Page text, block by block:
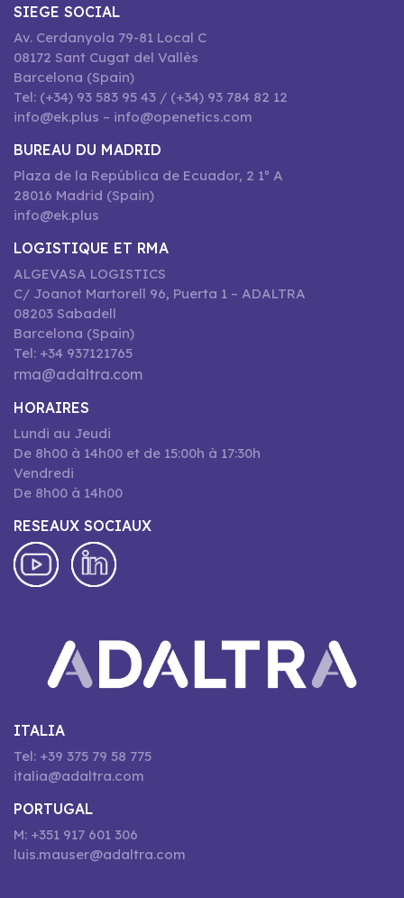
SIEGE SOCIAL
Av. Cerdanyola 79-81 Local C
08172 Sant Cugat del Vallès
Barcelona (Spain)
Tel: (+34) 93 583 95 43 / (+34) 93 784 82 12
info@ek.plus – info@openetics.com
BUREAU DU MADRID
Plaza de la República de Ecuador, 2 1º A
28016 Madrid (Spain)
info@ek.plus
LOGISTIQUE ET RMA
ALGEVASA LOGISTICS
C/ Joanot Martorell 96, Puerta 1 – ADALTRA
08203 Sabadell
Barcelona (Spain)
Tel: +34 937121765
rma@adaltra.com
HORAIRES
Lundi au Jeudi
De 8h00 à 14h00 et de 15:00h à 17:30h
Vendredi
De 8h00 à 14h00
RESEAUX SOCIAUX
ITALIA
Tel: +39 375 79 58 775
italia@adaltra.com
PORTUGAL
M: +351 917 601 306
luis.mauser@adaltra.com